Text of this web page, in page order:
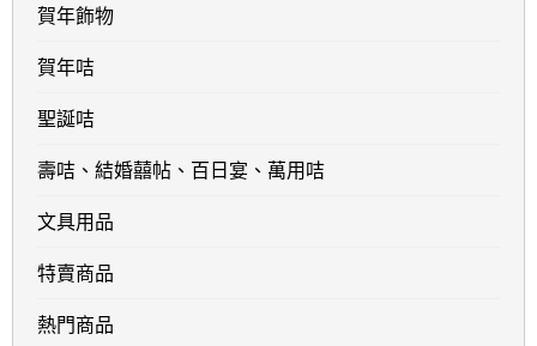
賀年飾物
賀年咭
聖誕咭
壽咭、結婚囍帖、百日宴、萬用咭
文具用品
特賣商品
熱門商品